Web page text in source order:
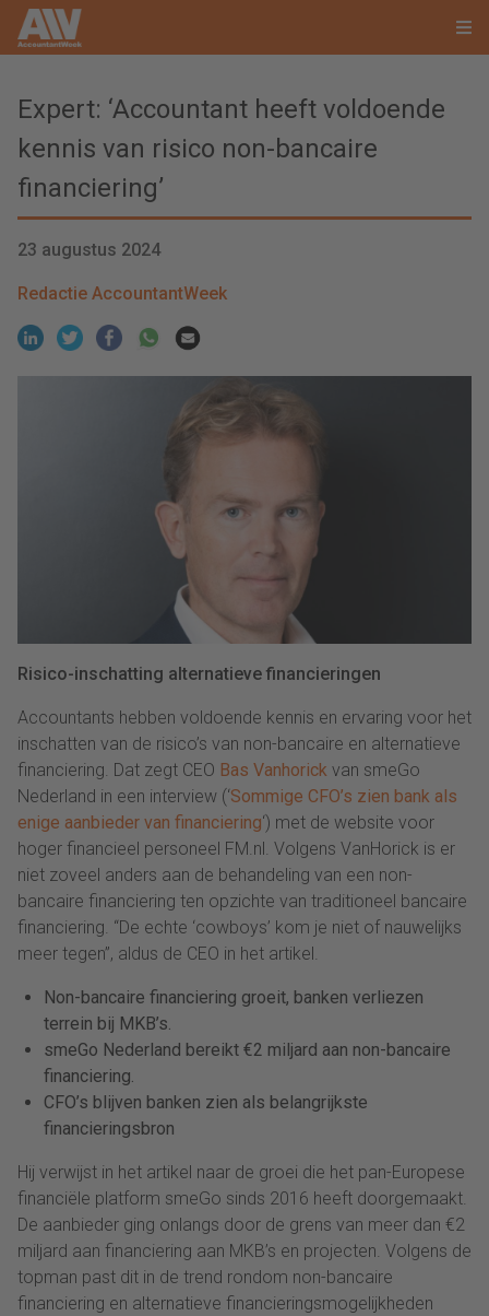
Expert: ‘Accountant heeft voldoende
kennis van risico non-bancaire
financiering’
23 augustus 2024
Redactie AccountantWeek
Risico-inschatting alternatieve financieringen
Accountants hebben voldoende kennis en ervaring voor het
inschatten van de risico’s van non-bancaire en alternatieve
financiering. Dat zegt CEO Bas Vanhorick van smeGo
Nederland in een interview (‘Sommige CFO’s zien bank als
enige aanbieder van financiering‘) met de website voor
hoger financieel personeel FM.nl. Volgens VanHorick is er
niet zoveel anders aan de behandeling van een non-
bancaire financiering ten opzichte van traditioneel bancaire
financiering. “De echte ‘cowboys’ kom je niet of nauwelijks
meer tegen”, aldus de CEO in het artikel.
Non-bancaire financiering groeit, banken verliezen
terrein bij MKB’s.
smeGo Nederland bereikt €2 miljard aan non-bancaire
financiering.
CFO’s blijven banken zien als belangrijkste
financieringsbron
Hij verwijst in het artikel naar de groei die het pan-Europese
financiële platform smeGo sinds 2016 heeft doorgemaakt.
De aanbieder ging onlangs door de grens van meer dan €2
miljard aan financiering aan MKB’s en projecten. Volgens de
topman past dit in de trend rondom non-bancaire
financiering en alternatieve financieringsmogelijkheden